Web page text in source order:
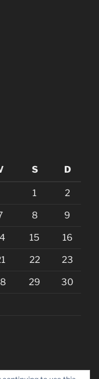
S D
1 2
8 9
15 16
22 23
29 30